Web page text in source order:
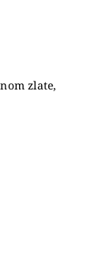
zlate,